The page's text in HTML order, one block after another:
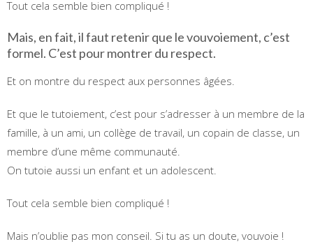
Tout cela semble bien compliqué !
Mais, en fait, il faut retenir que le vouvoiement, c’est
formel. C’est pour montrer du respect.
Et on montre du respect aux personnes âgées.
Et que le tutoiement, c’est pour s’adresser à un membre de la
famille, à un ami, un collège de travail, un copain de classe, un
membre d’une même communauté.
On tutoie aussi un enfant et un adolescent.
Tout cela semble bien compliqué !
Mais n’oublie pas mon conseil. Si tu as un doute, vouvoie !